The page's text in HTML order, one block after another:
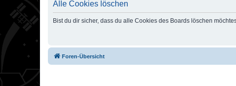
Alle Cookies löschen
Bist du dir sicher, dass du alle Cookies des Boards löschen
Foren-Übersicht